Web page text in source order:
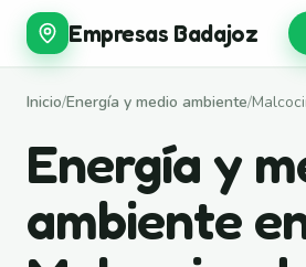
Empresas Badajoz
Inicio/Energía y medio ambiente/
Energía y
ambiente